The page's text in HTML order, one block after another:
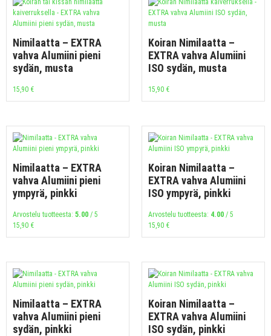
Nimilaatta – EXTRA
vahva Alumiini pieni
sydän, musta
15,90 €
Koiran Nimilaatta –
EXTRA vahva Alumiini
ISO sydän, musta
15,90 €
Nimilaatta – EXTRA
vahva Alumiini pieni
ympyrä, pinkki
Arvostelu tuotteesta: 5.00 / 5
15,90 €
Koiran Nimilaatta –
EXTRA vahva Alumiini
ISO ympyrä, pinkki
Arvostelu tuotteesta: 4.00 / 5
15,90 €
Nimilaatta – EXTRA
vahva Alumiini pieni
sydän, pinkki
Koiran Nimilaatta –
EXTRA vahva Alumiini
ISO sydän, pinkki